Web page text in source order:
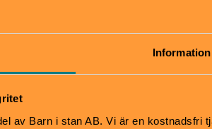
Information
av Barn i stan AB. Vi är en
två kilometer väster om